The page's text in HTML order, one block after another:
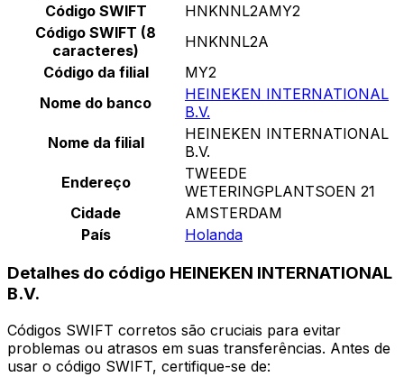
Código SWIFT
HNKNNL2AMY2
Código SWIFT (8
caracteres)
HNKNNL2A
Código da filial
MY2
Nome do banco
HEINEKEN INTERNATIONAL
B.V.
Nome da filial
HEINEKEN INTERNATIONAL
B.V.
Endereço
TWEEDE
WETERINGPLANTSOEN 21
Cidade
AMSTERDAM
País
Holanda
Detalhes do código HEINEKEN INTERNATIONAL
B.V.
Códigos SWIFT corretos são cruciais para evitar
problemas ou atrasos em suas transferências. Antes de
usar o código SWIFT, certifique-se de: